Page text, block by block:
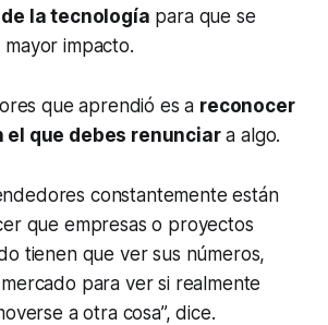
la tecnología para que se
impacto.
que aprendió es a reconocer
el que debes renunciara algo.
constantemente están
que empresas o proyectos
tienen que ver sus números,
para ver si realmente
a otra cosa”, dice.